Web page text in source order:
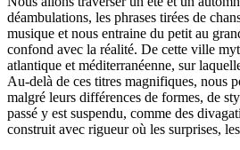
déambulations, les phrases tirées de
musique et nous entraine du petit au
confond avec la réalité. De cette ville
atlantique et méditerranéenne, sur
Au-delà de ces titres magnifiques, nous
malgré leurs différences de formes, de
passé y est suspendu, comme des
construit avec rigueur où les surprises,